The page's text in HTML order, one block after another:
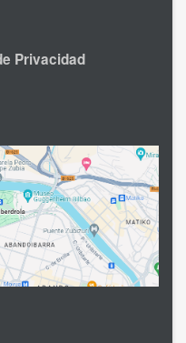
Privacidad